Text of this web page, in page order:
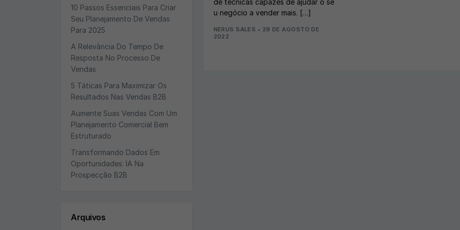
10 Passos Essenciais Para Criar
Seu Planejamento De Vendas
Para 2025
A Relevância Do Tempo De
Resposta No Processo De
Vendas
5 Táticas Para Maximizar Os
Resultados Nas Vendas B2B
Aumente Suas Vendas Com Um
Planejamento Comercial Bem
Estruturado
Transformando Dados Em
Oportunidades: IA Na
Prospecção B2B
Arquivos
de técnicas capazes de ajudar o se
u negócio a vender mais. […]
NERUS SALES • 29 DE AGOSTO DE
2022